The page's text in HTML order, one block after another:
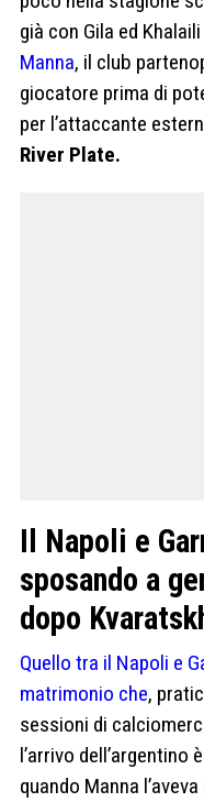
già con Gila ed
Manna, il club
giocatore prima di
per l’attaccante
River Plate.
Il Napoli e
sposando a
dopo
Quello tra il Napoli e
matrimonio che,
sessioni di
l’arrivo dell’argentino è
quando Manna